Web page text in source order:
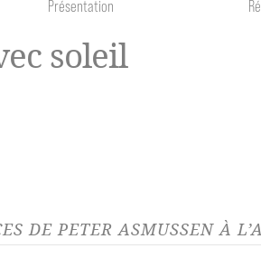
Présentation
soleil
DE PETER ASMUSSEN À